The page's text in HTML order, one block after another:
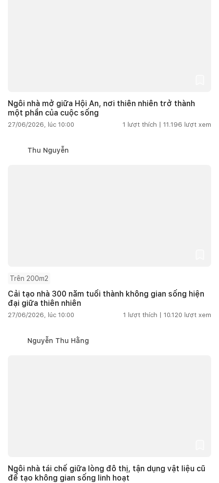
Ngôi nhà mở giữa Hội An, nơi thiên nhiên trở thành
một phần của cuộc sống
27/06/2026, lúc 10:00 1 lượt thích | 11.196 lượt xem
Thu Nguyễn
Trên 200m2
Cải tạo nhà 300 năm tuổi thành không gian sống hiện
đại giữa thiên nhiên
27/06/2026, lúc 10:00 1 lượt thích | 10.120 lượt xem
Nguyễn Thu Hằng
Ngôi nhà tái chế giữa lòng đô thị, tận dụng vật liệu cũ
để tạo không gian sống linh hoạt